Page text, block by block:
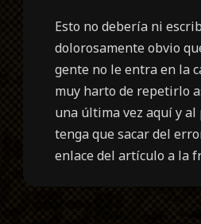
Esto no debería ni
dolorosamente obvio
gente no le entra en la
muy harto de repetirlo
una última vez aquí y al
tenga que sacar del
enlace del artículo a la